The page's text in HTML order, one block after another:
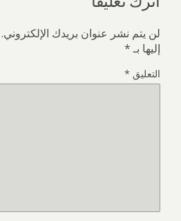
لن يتم نشر عنوان بريدك الإلكتروني.
إليها بـ*
التعليق *